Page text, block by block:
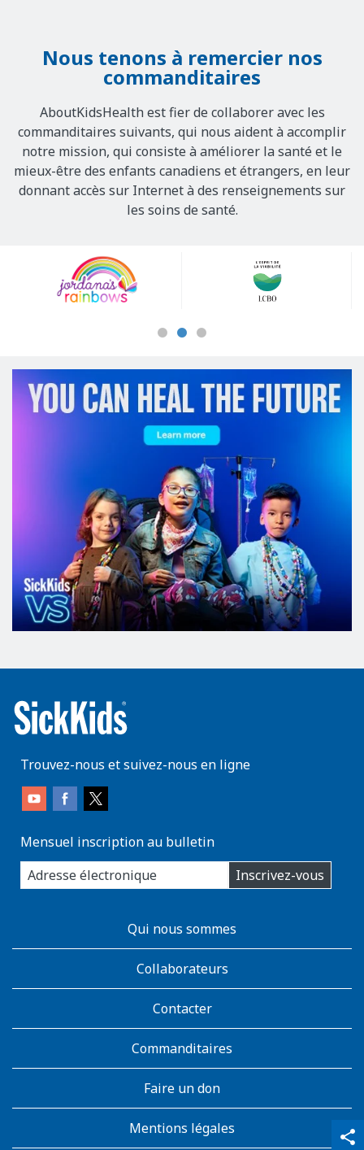
share
qr_code_scanner
content_copy
Nous tenons à remercier nos
commanditaires
AboutKidsHealth est fier de collaborer avec les
commanditaires suivants, qui nous aident à accomplir
notre mission, qui consiste à améliorer la santé et le
mieux-être des enfants canadiens et étrangers, en leur
donnant accès sur Internet à des renseignements sur
les soins de santé.
Sponsors
Trouvez-nous et suivez-nous en ligne
Mensuel inscription au bulletin
enter
you
email
Inscrivez-vous
AboutKidsHealthQui nous sommes
Collaborateurs
Contacter
Commanditaires
Faire un don
Mentions légales